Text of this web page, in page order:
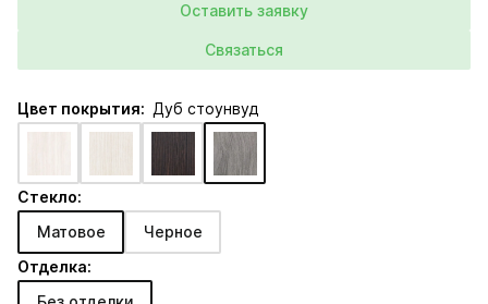
Оставить заявку
Связаться
Цвет покрытия: Дуб стоунвуд
Стекло:
Матовое
Черное
Отделка: